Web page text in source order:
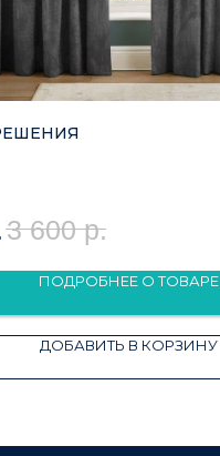
3 600 р.
ПОДРОБНЕЕ О ТОВАРЕ
ДОБАВИТЬ В КОРЗИНУ